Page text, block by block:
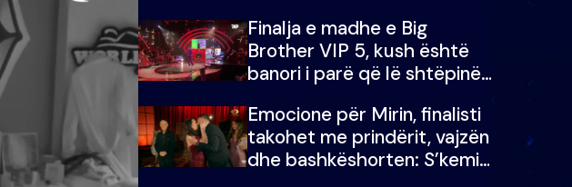
Finalja e madhe e Big
Brother VIP 5, kush është
banori i parë që lë shtëpinë
fituar çmimin e madh
Emocione për Mirin, finalisti
takohet me prindërit, vajzën
dhe bashkëshorten: S’kemi